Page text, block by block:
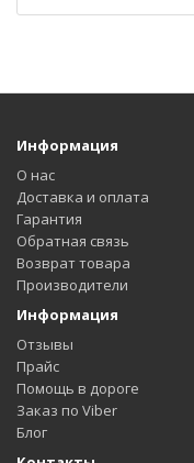
Информация
О нас
Доставка и оплата
Гарантия
Обратная связь
Возврат товара
Производители
Информация
Отзывы
Прайс
Помощь в дороге
Заказ по Viber
Блог